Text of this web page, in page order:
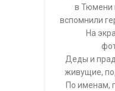
в Тюмени
вспомнили
На
Деды и
живущие,
По именам,